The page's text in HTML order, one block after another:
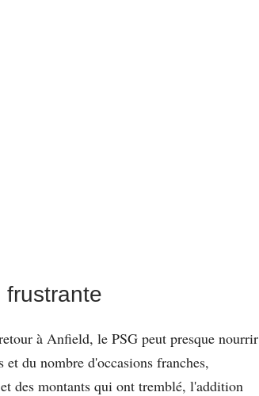
frustrante
à Anfield, le PSG peut presque nourrir
du nombre d'occasions franches,
des montants qui ont tremblé, l'addition